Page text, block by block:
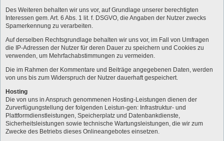
Des Weiteren behalten wir uns vor, auf Grundlage unserer berechtigten
Interessen gem. Art. 6 Abs. 1 lit. f. DSGVO, die Angaben der Nutzer zwecks
Spamerkennung zu verarbeiten.
Auf derselben Rechtsgrundlage behalten wir uns vor, im Fall von Umfragen
die IP-Adressen der Nutzer für deren Dauer zu speichern und Cookies zu
verwenden, um Mehrfachabstimmungen zu vermeiden.
Die im Rahmen der Kommentare und Beiträge angegebenen Daten, werden
von uns bis zum Widerspruch der Nutzer dauerhaft gespeichert.
Hosting
Die von uns in Anspruch genommenen Hosting-Leistungen dienen der
Zurverfügungstellung der folgenden Leistun-gen: Infrastruktur- und
Plattformdienstleistungen, Speicherplatz und Datenbankdienste,
Sicherheitsleistungen sowie technische Wartungsleistungen, die wir zum
Zwecke des Betriebs dieses Onlineangebotes einsetzen.